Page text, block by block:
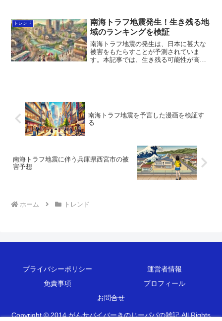
アイテムやビジネス小物、アクセサリー
など、多彩な選択肢から彼にぴったりの
プレゼントが見つかるはずです！
トレンド
南海トラフ地震発生！生き残る地
域のランキングを検証
南海トラフ地震の発生は、日本に甚大な
被害をもたらすことが予測されていま
す。本記事では、生き残る可能性が高い
南海トラフ地震を予言した漫画を検証す
る
南海トラフ地震に伴う兵庫県西宮市の被
害予想
ホーム トレンド
プライバシーポリシー
運営者情報
免責事項
プロフィール
お問合せ
Copyright © 2014 がんサバイバーきのじーパパの雑記 All Rights